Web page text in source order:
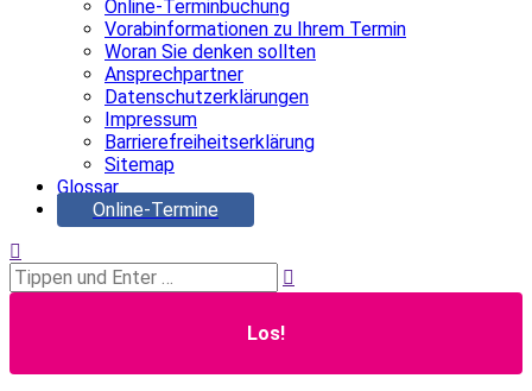
Online-Terminbuchung
Vorabinformationen zu Ihrem Termin
Woran Sie denken sollten
Ansprechpartner
Datenschutzerklärungen
Impressum
Barrierefreiheitserklärung
Sitemap
Glossar
Online-Termine
Search: